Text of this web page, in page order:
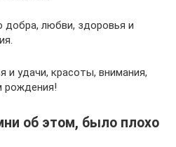
любви, здоровья и
и удачи, красоты, внимания,
рождения!
об этом, было плохо